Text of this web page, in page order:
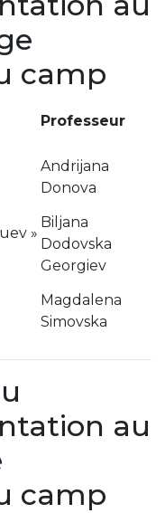
camp
Professeur
Andrijana
Donova
»
Biljana
Dodovska
Georgiev
Magdalena
Simovska
au
camp